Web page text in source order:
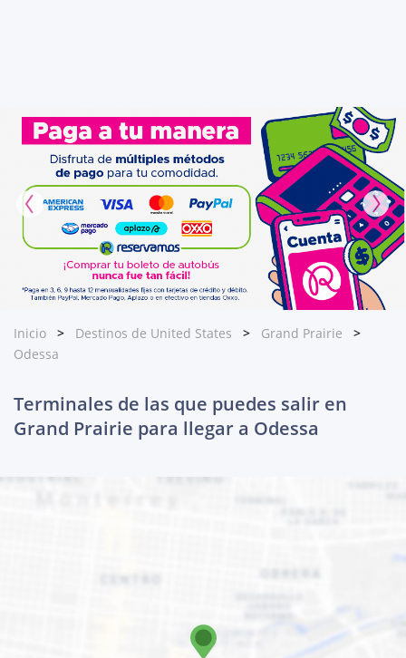
Inicio Destinos de United States
Grand Prairie
Odessa
Terminales de las que puedes salir en
Grand Prairie para llegar a Odessa